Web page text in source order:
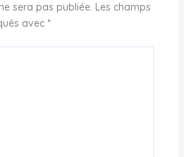
sera pas publiée. Les champs
avec *